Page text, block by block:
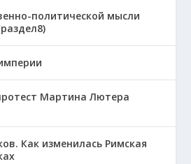
политической мысли
Мартина Лютера
Как изменилась Римская